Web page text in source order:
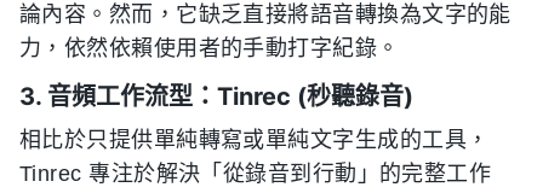
論內容。然而，它缺乏直接將語音轉換為文字的能
力，依然依賴使用者的手動打字紀錄。
3. 音頻工作流型：Tinrec (秒聽錄音)
相比於只提供單純轉寫或單純文字生成的工具，
Tinrec 專注於解決「從錄音到行動」的完整工作